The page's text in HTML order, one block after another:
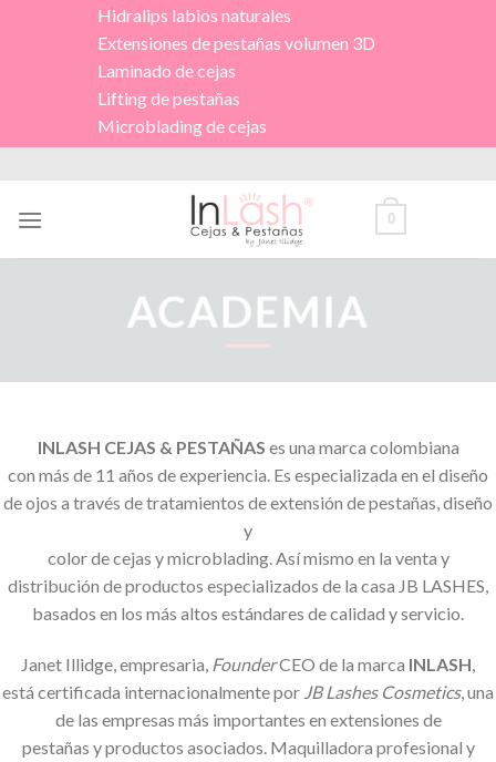
Hidralips labios naturales
Extensiones de pestañas volumen 3D
Laminado de cejas
Lifting de pestañas
Microblading de cejas
content
0
ACADEMIA
INLASH CEJAS & PESTAÑAS es una marca colombiana
con más de 11 años de experiencia. Es especializada en el diseño
de ojos a través de tratamientos de extensión de pestañas, diseño
y
color de cejas y microblading. Así mismo en la venta y
distribución de productos especializados de la casa JB LASHES,
basados en los más altos estándares de calidad y servicio.
Janet Illidge, empresaria, FounderCEO de la marca INLASH
está certificada internacionalmente por JB Lashes Cosmetics, una
de las empresas más importantes en extensiones de
pestañas y productos asociados. Maquilladora profesional y